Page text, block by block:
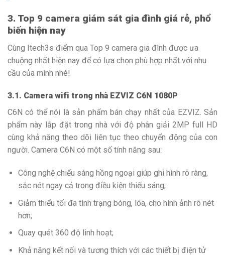
3. Top 9 camera giám sát gia đình giá rẻ, phổ
biến hiện nay
Cùng Itech3s điểm qua Top 9 camera gia đình được ưa
chuộng nhất hiện nay để có lựa chọn phù hợp nhất với nhu
cầu của mình nhé!
3.1. Camera wifi trong nhà EZVIZ C6N 1080P
C6N có thể nói là sản phẩm bán chạy nhất của EZVIZ. Sản
phẩm này lắp đặt trong nhà với độ phân giải 2MP full HD
cùng khả năng theo dõi liên tục theo chuyển động của con
người. Camera C6N có một số tính năng sau:
Công nghệ chiếu sáng hồng ngoại giúp ghi hình rõ ràng,
sắc nét ngay cả trong điều kiện thiếu sáng;
Giảm thiểu tối đa tình trạng bóng, lóa, cho hình ảnh rõ nét
hơn;
Quay quét 360 độ linh hoạt;
Khả năng kết nối và tương thích với các thiết bị điện tử